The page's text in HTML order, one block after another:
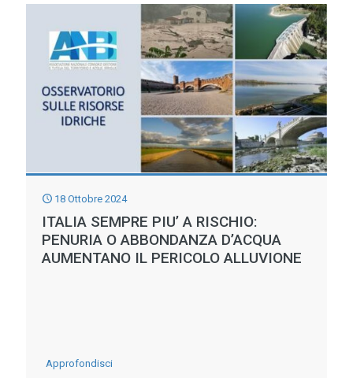
IN
EMILIA
ROMAGNA
18 Ottobre 2024
ITALIA SEMPRE PIU’ A RISCHIO:
PENURIA O ABBONDANZA D’ACQUA
AUMENTANO IL PERICOLO ALLUVIONE
Approfondisci-